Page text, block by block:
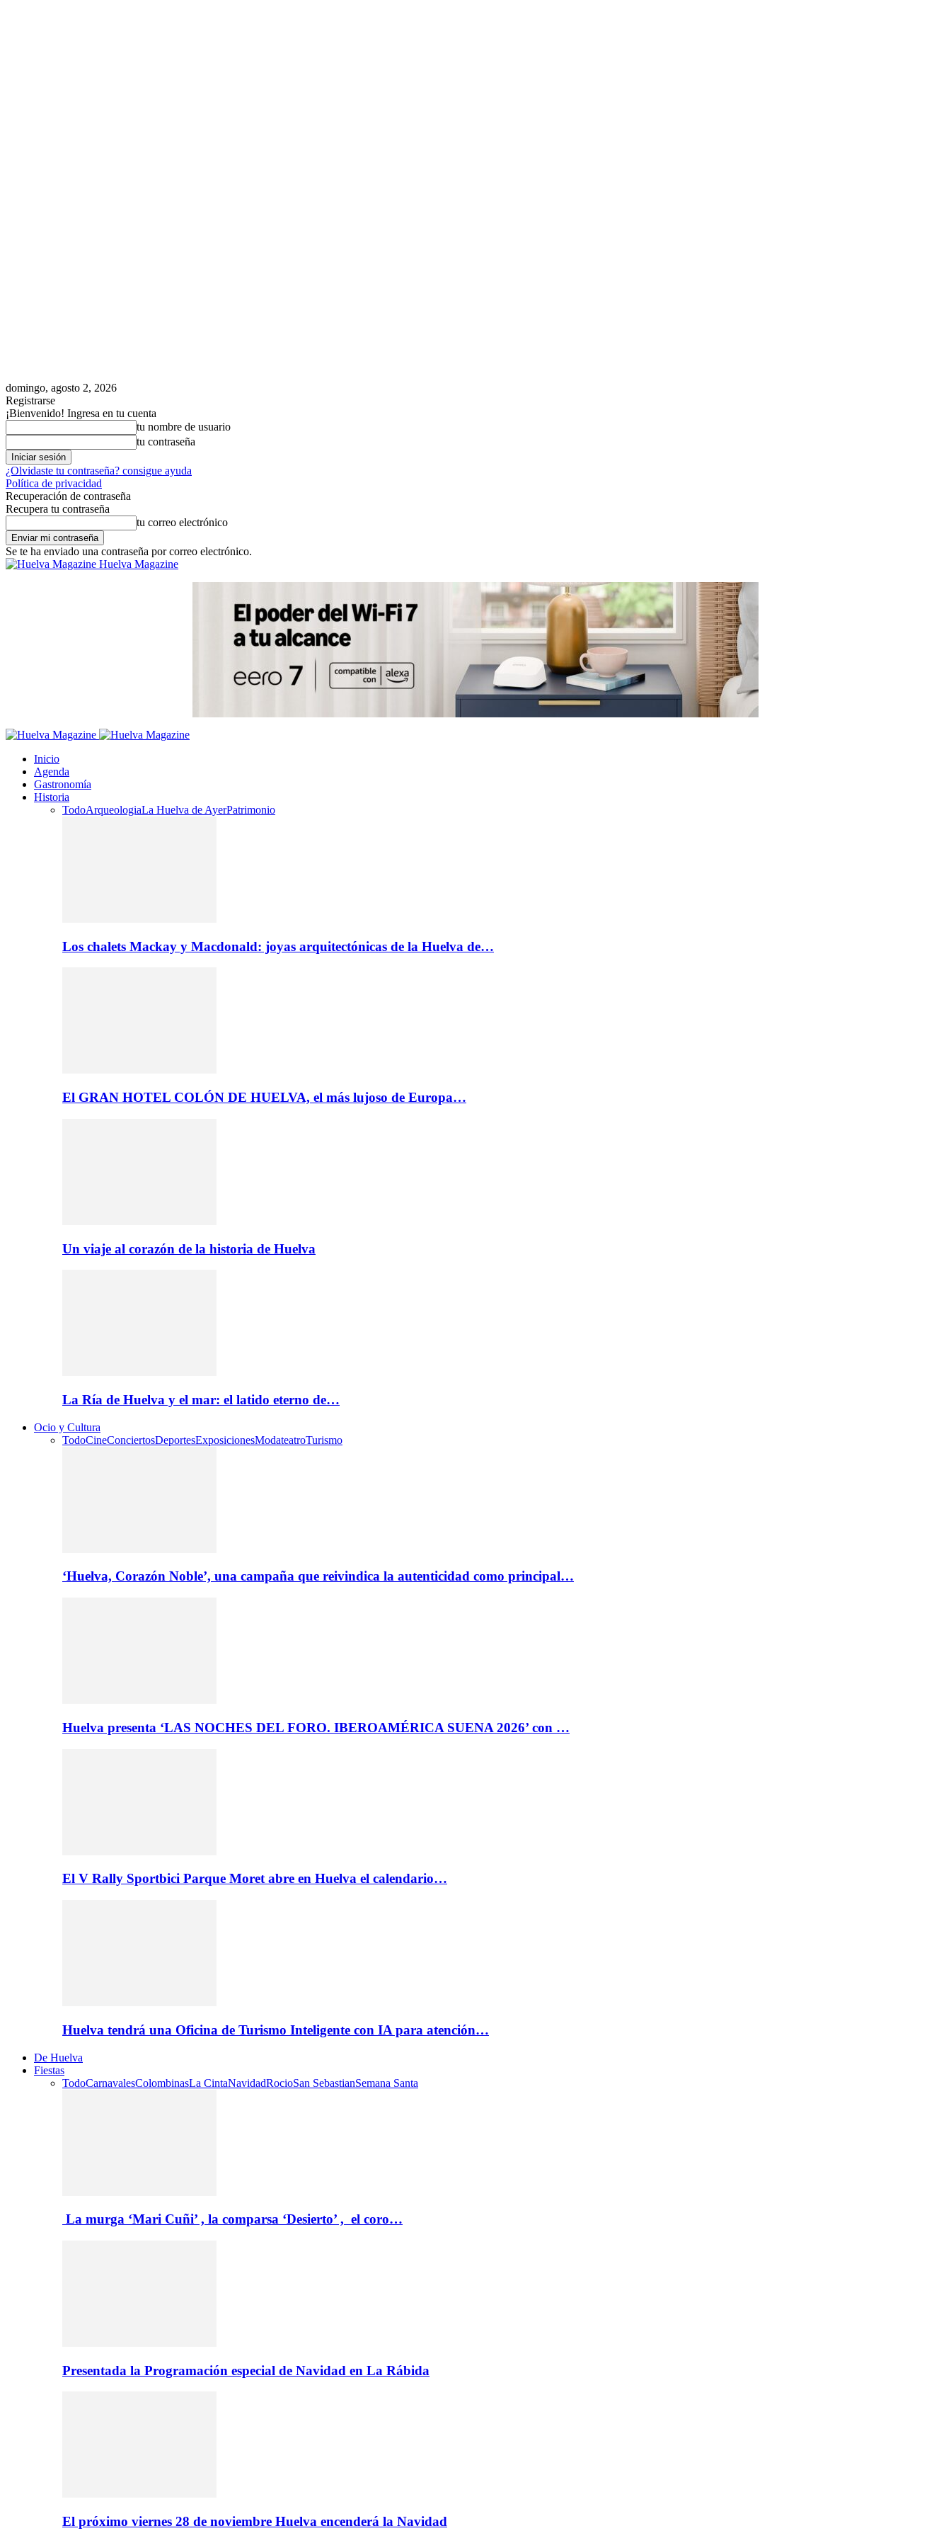
domingo, agosto 2, 2026
Registrarse
¡Bienvenido! Ingresa en tu cuenta
tu nombre de usuario
tu contraseña
¿Olvidaste tu contraseña? consigue ayuda
Política de privacidad
Recuperación de contraseña
Recupera tu contraseña
tu correo electrónico
Se te ha enviado una contraseña por correo electrónico.
Huelva Magazine
Inicio
Agenda
Gastronomía
Historia
TodoArqueologiaLa Huelva de AyerPatrimonio
Los chalets Mackay y Macdonald: joyas arquitectónicas de la Huelva de…
El GRAN HOTEL COLÓN DE HUELVA, el más lujoso de Europa…
Un viaje al corazón de la historia de Huelva
La Ría de Huelva y el mar: el latido eterno de…
Ocio y Cultura
TodoCineConciertosDeportesExposicionesModateatroTurismo
‘Huelva, Corazón Noble’, una campaña que reivindica la autenticidad como principal…
Huelva presenta ‘LAS NOCHES DEL FORO. IBEROAMÉRICA SUENA 2026’ con …
El V Rally Sportbici Parque Moret abre en Huelva el calendario…
Huelva tendrá una Oficina de Turismo Inteligente con IA para atención…
De Huelva
Fiestas
TodoCarnavalesColombinasLa CintaNavidadRocioSan SebastianSemana Santa
La murga ‘Mari Cuñi’ , la comparsa ‘Desierto’ , el coro…
Presentada la Programación especial de Navidad en La Rábida
El próximo viernes 28 de noviembre Huelva encenderá la Navidad